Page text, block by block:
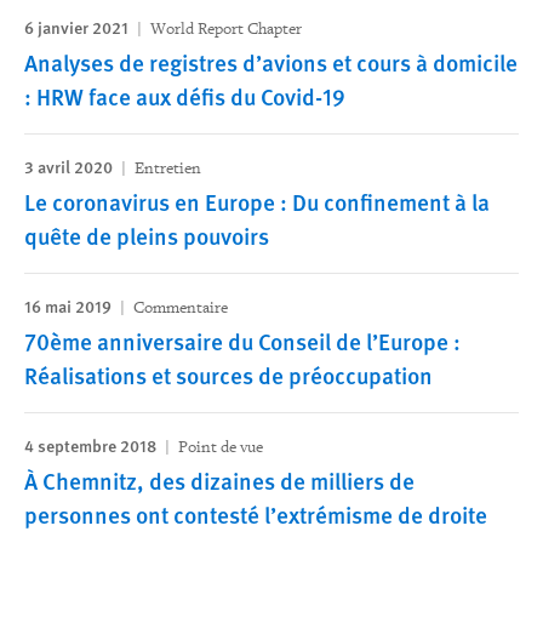
6 janvier 2021 World Report Chapter
Analyses de registres d’avions et cours à domicile
: HRW face aux défis du Covid-19
3 avril 2020 Entretien
Le coronavirus en Europe : Du confinement à la
quête de pleins pouvoirs
16 mai 2019 Commentaire
70ème anniversaire du Conseil de l’Europe :
Réalisations et sources de préoccupation
4 septembre 2018 Point de vue
À Chemnitz, des dizaines de milliers de
personnes ont contesté l’extrémisme de droite